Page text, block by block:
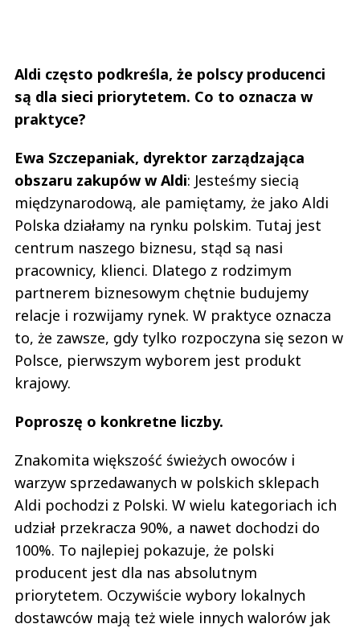
Aldi często podkreśla, że polscy producenci
są dla sieci priorytetem. Co to oznacza w
praktyce?
Ewa Szczepaniak, dyrektor zarządzająca
obszaru zakupów w Aldi: Jesteśmy siecią
międzynarodową, ale pamiętamy, że jako Aldi
Polska działamy na rynku polskim. Tutaj jest
centrum naszego biznesu, stąd są nasi
pracownicy, klienci. Dlatego z rodzimym
partnerem biznesowym chętnie budujemy
relacje i rozwijamy rynek. W praktyce oznacza
to, że zawsze, gdy tylko rozpoczyna się sezon w
Polsce, pierwszym wyborem jest produkt
krajowy.
Poproszę o konkretne liczby.
Znakomita większość świeżych owoców i
warzyw sprzedawanych w polskich sklepach
Aldi pochodzi z Polski. W wielu kategoriach ich
udział przekracza 90%, a nawet dochodzi do
100%. To najlepiej pokazuje, że polski
producent jest dla nas absolutnym
priorytetem. Oczywiście wybory lokalnych
dostawców mają też wiele innych walorów jak